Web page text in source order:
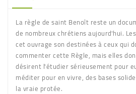
La règle de saint Benoît reste un
de nombreux chrétiens aujourd'hui.
cet ouvrage son destinées à ceux qui
commenter cette Règle, mais elles
désirent l'étudier sérieusement pour
méditer pour en vivre, des bases
la vraie protée.